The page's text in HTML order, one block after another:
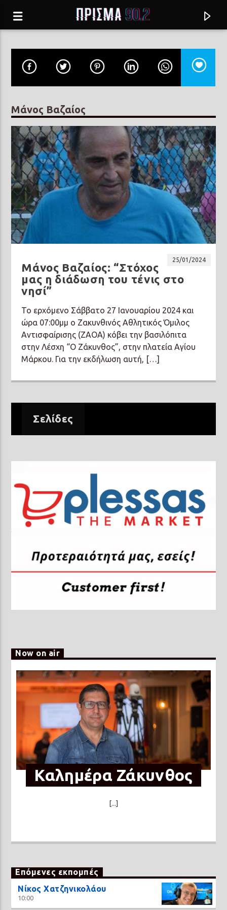
Current track
ΜΑΖΙ ΩΣ ΤΟ ΞΗΜΕΡΩΜΑ
ΓΙΩΡΓΟΣ ΤΣΑΛΙΚΗΣ
Μάνος Βαζαίος
25/01/2024
Μάνος Βαζαίος: “Στόχος
μας η διάδωση του τένις στο
νησί”
Το ερχόμενο Σάββατο 27 Ιανουαρίου 2024 και
ώρα 07:00μμ ο Ζακυνθινός Αθλητικός Όμιλος
Αντισφαίρισης (ΖΑΟΑ) κόβει την βασιλόπιτα
στην Λέσχη “Ο Ζάκυνθος”, στην πλατεία Αγίου
Μάρκου. Για την εκδήλωση αυτή, […]
Σελίδες
Now on air
Καλημέρα Ζάκυνθος
[...]
Επόμενες εκπομπές
Νίκος Χατζηνικολάου
10:00